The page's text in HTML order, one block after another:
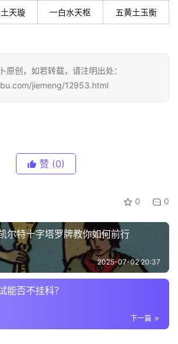
天璇 一白水天枢 五黄土玉衡
原创，如若转载，请注明出处：
jiemeng/12953.html
赞 (0)
0 0
尔特十字塔罗牌教你如何前行
2025-07-02 20:37
能否不挂科？
下一篇